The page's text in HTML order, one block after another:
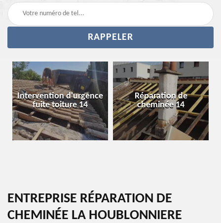
Intervention d'urgence
fuite toiture 14
Réparation de
cheminée 14
ENTREPRISE RÉPARATION DE
CHEMINÉE LA HOUBLONNIERE